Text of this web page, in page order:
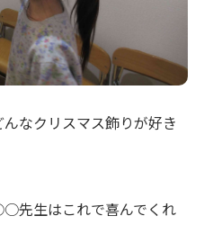
なクリスマス飾りが好き
先生はこれで喜んでくれ